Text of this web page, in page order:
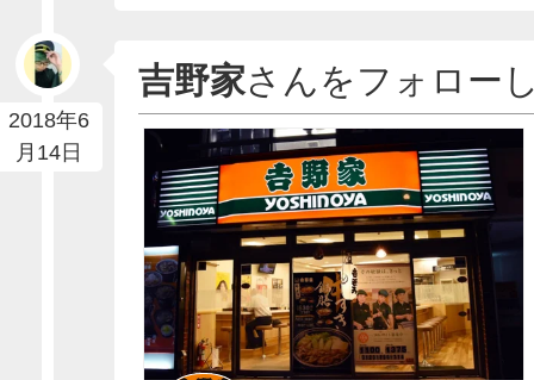
2018年6
月14日
吉野家さんをフォロー